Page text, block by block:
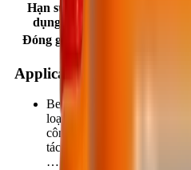
Hạn sử
dụng
Đóng gói
Applications
BestRelease WB501 dùng
loại khuôn bằng kim loại,
công tác đổ bê tông.
tách khuôn cho các công
…